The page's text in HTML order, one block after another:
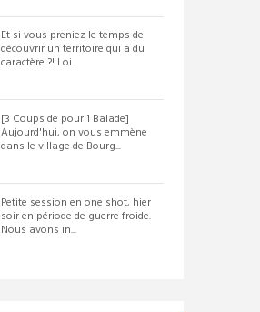
Et si vous preniez le temps de
découvrir un territoire qui a du
caractère ?! Loi...
[3 Coups de pour 1 Balade]
Aujourd'hui, on vous emmène
dans le village de Bourg...
Petite session en one shot, hier
soir en période de guerre froide.
Nous avons in...